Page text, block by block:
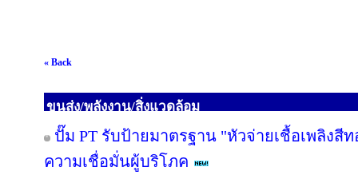
« Back
ขนส่ง/พลังงาน/สิ่งแวดล้อม
ปั๊ม PT รับป้ายมาตรฐาน "หัวจ่ายเชื้อเพลิงสี
ความเชื่อมั่นผู้บริโภค